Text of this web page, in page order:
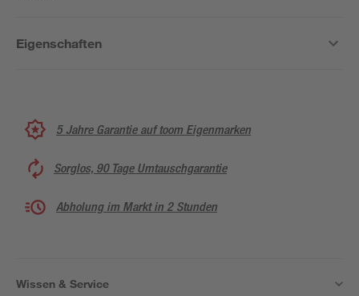
Eigenschaften
5 Jahre Garantie auf toom Eigenmarken
Sorglos, 90 Tage Umtauschgarantie
Abholung im Markt in 2 Stunden
Wissen & Service